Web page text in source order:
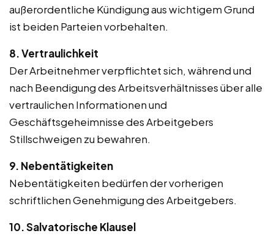
außerordentliche Kündigung aus wichtigem Grund
ist beiden Parteien vorbehalten.
8. Vertraulichkeit
Der Arbeitnehmer verpflichtet sich, während und
nach Beendigung des Arbeitsverhältnisses über alle
vertraulichen Informationen und
Geschäftsgeheimnisse des Arbeitgebers
Stillschweigen zu bewahren.
9. Nebentätigkeiten
Nebentätigkeiten bedürfen der vorherigen
schriftlichen Genehmigung des Arbeitgebers.
10. Salvatorische Klausel